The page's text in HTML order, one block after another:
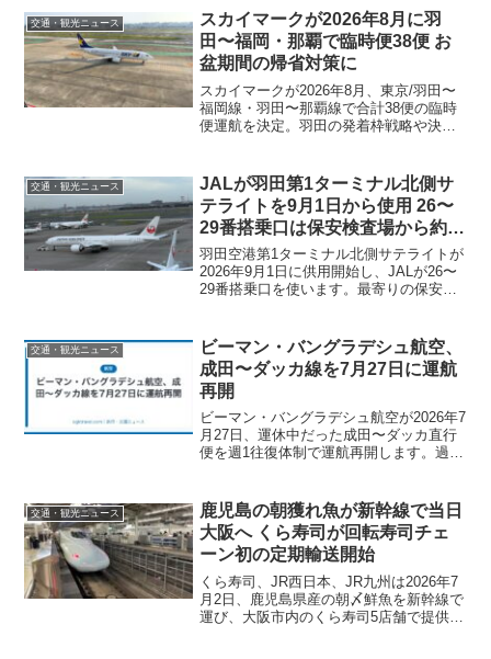
急との所要時間比較をまとめました。
交通・観光ニュース
スカイマークが2026年8月に羽
田〜福岡・那覇で臨時便38便 お
盆期間の帰省対策に
スカイマークが2026年8月、東京/羽田〜
福岡線・羽田〜那覇線で合計38便の臨時
便運航を決定。羽田の発着枠戦略や決算
ントをまとめました。
交通・観光ニュース
JALが羽田第1ターミナル北側サ
テライトを9月1日から使用 26〜
29番搭乗口は保安検査場から約
1km
羽田空港第1ターミナル北側サテライトが
2026年9月1日に供用開始し、JALが26〜
29番搭乗口を使います。最寄りの保安検
減りますが、歩く距離は伸びます。施設
の概要と当日の動き方をまとめました。
交通・観光ニュース
ビーマン・バングラデシュ航空、
成田〜ダッカ線を7月27日に運航
再開
ビーマン・バングラデシュ航空が2026年7
月27日、運休中だった成田〜ダッカ直行
便を週1往復体制で運航再開します。過去
の予約のコツ、経由便との比較まで詳し
く解説します。
交通・観光ニュース
鹿児島の朝獲れ魚が新幹線で当日
大阪へ くら寿司が回転寿司チェ
ーン初の定期輸送開始
くら寿司、JR西日本、JR九州は2026年7
月2日、鹿児島県産の朝〆鮮魚を新幹線で
運び、大阪市内のくら寿司5店舗で提供す